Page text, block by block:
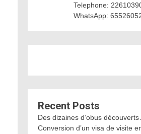
Telephone:
WhatsApp:
Recent Posts
Des dizaines d’obus
Conversion d’un visa de visite